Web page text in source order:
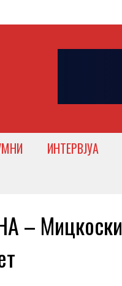
ИНТЕРВЈУА
Мицкоски